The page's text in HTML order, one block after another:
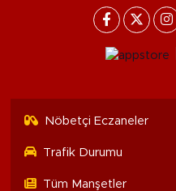
Nöbetçi Eczaneler
Trafik Durumu
Tüm Manşetler